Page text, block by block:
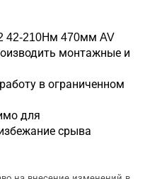
42-210Нм 470мм AV
монтажные и
в ограниченном
для
срыва